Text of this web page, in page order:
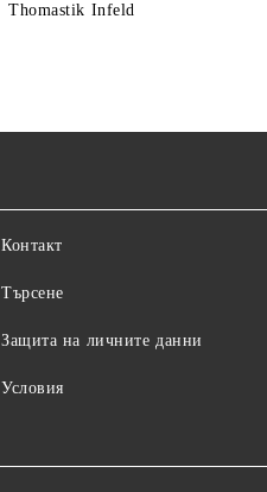
Thomastik Infeld
Контакт
Търсене
Защита на личните данни
Условия